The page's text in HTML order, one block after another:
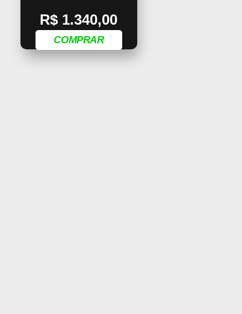
R$ 1.340,00
COMPRAR